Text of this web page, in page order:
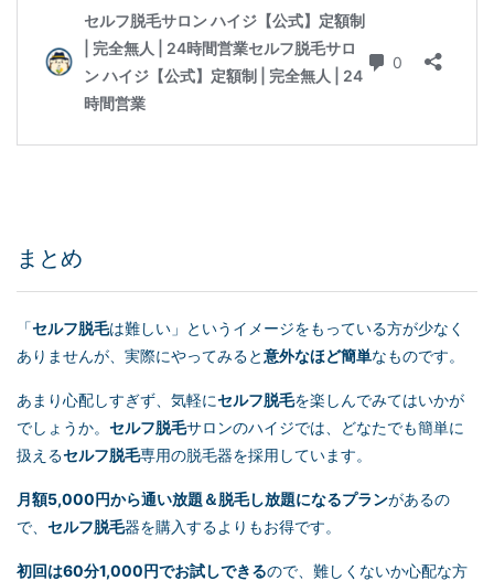
まとめ
「セルフ脱毛は難しい」というイメージをもっている方が少なく
ありませんが、実際にやってみると意外なほど簡単なものです。
あまり心配しすぎず、気軽にセルフ脱毛を楽しんでみてはいかが
でしょうか。 セルフ脱毛サロンのハイジでは、どなたでも簡単に
扱えるセルフ脱毛専用の脱毛器を採用しています。
月額5,000円から通い放題＆脱毛し放題になるプランがあるの
で、 セルフ脱毛器を購入するよりもお得です。
初回は60分1,000円でお試しできるので、難しくないか心配な方